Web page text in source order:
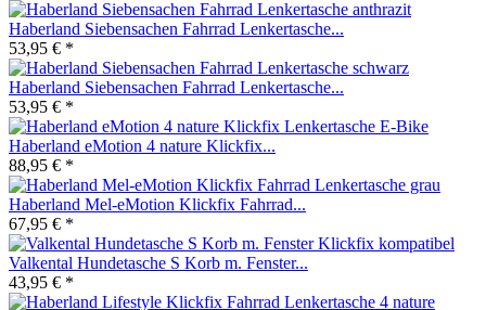
Haberland Siebensachen Fahrrad Lenkertasche...
53,95 € *
Haberland Siebensachen Fahrrad Lenkertasche...
53,95 € *
Haberland eMotion 4 nature Klickfix...
88,95 € *
Haberland Mel-eMotion Klickfix Fahrrad...
67,95 € *
Valkental Hundetasche S Korb m. Fenster...
43,95 € *